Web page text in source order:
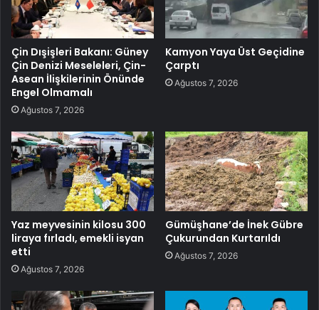
Çin Dışişleri Bakanı: Güney
Çin Denizi Meseleleri, Çin-
Asean İlişkilerinin Önünde
Engel Olmamalı
Ağustos 7, 2026
Kamyon Yaya Üst Geçidine
Çarptı
Ağustos 7, 2026
Yaz meyvesinin kilosu 300
liraya fırladı, emekli isyan
etti
Ağustos 7, 2026
Gümüşhane’de İnek Gübre
Çukurundan Kurtarıldı
Ağustos 7, 2026